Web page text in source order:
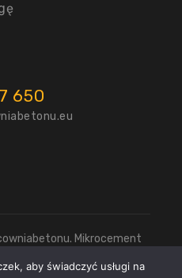
650
Mikrocement
prywatności
aby świadczyć usługi na